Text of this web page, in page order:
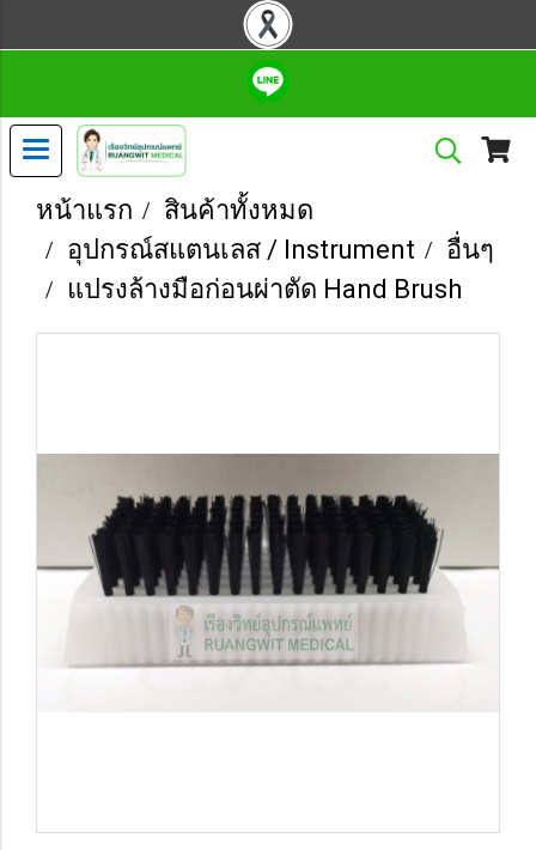
หน้าแรก
สินค้าทั้งหมด
อุปกรณ์สแตนเลส / Instrument
อื่นๆ
แปรงล้างมือก่อนผ่าตัด Hand Brush